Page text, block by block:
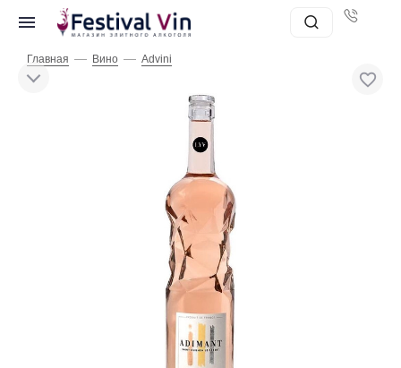
Главная — Вино — Advini